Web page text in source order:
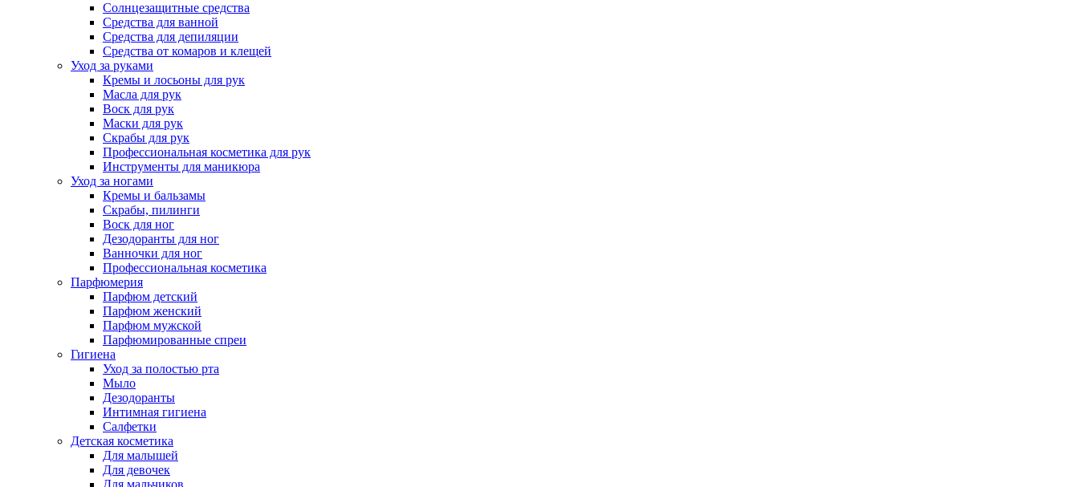
Солнцезащитные средства
Средства для ванной
Средства для депиляции
Средства от комаров и клещей
Уход за руками
Кремы и лосьоны для рук
Масла для рук
Воск для рук
Маски для рук
Скрабы для рук
Профессиональная косметика для рук
Инструменты для маникюра
Уход за ногами
Кремы и бальзамы
Скрабы, пилинги
Воск для ног
Дезодоранты для ног
Ванночки для ног
Профессиональная косметика
Парфюмерия
Парфюм детский
Парфюм женский
Парфюм мужской
Парфюмированные спреи
Гигиена
Уход за полостью рта
Мыло
Дезодоранты
Интимная гигиена
Салфетки
Детская косметика
Для малышей
Для девочек
Для мальчиков